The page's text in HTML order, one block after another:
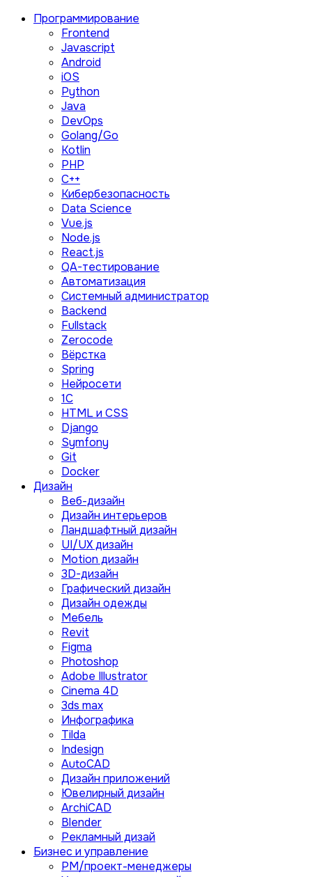
Программирование
Frontend
Javascript
Android
iOS
Python
Java
DevOps
Golang/Go
Kotlin
PHP
C++
Кибербезопасность
Data Science
Vue.js
Node.js
React.js
QA-тестирование
Автоматизация
Системный администратор
Backend
Fullstack
Zerocode
Вёрстка
Spring
Нейросети
1C
HTML и CSS
Django
Symfony
Git
Docker
Дизайн
Веб-дизайн
Дизайн интерьеров
Ландшафтный дизайн
UI/UX дизайн
Motion дизайн
3D-дизайн
Графический дизайн
Дизайн одежды
Мебель
Revit
Figma
Photoshop
Adobe Illustrator
Сinema 4D
3ds max
Инфографика
Tilda
Indesign
AutoCAD
Дизайн приложений
Ювелирный дизайн
ArchiCAD
Blender
Рекламный дизай
Бизнес и управление
PM/проект-менеджеры